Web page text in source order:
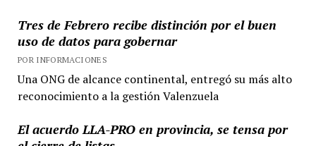
Tres de Febrero recibe distinción por el buen
uso de datos para gobernar
POR INFORMACIONES
Una ONG de alcance continental, entregó su más alto
reconocimiento a la gestión Valenzuela
El acuerdo LLA-PRO en provincia, se tensa por